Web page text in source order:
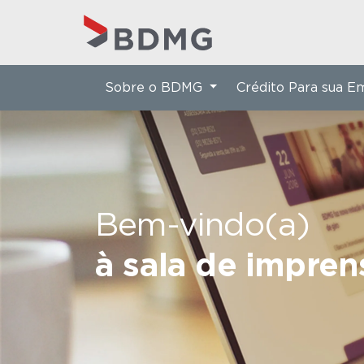
Bem-vindo(a)
à sala de
Sobre o BDMG Crédito Para sua